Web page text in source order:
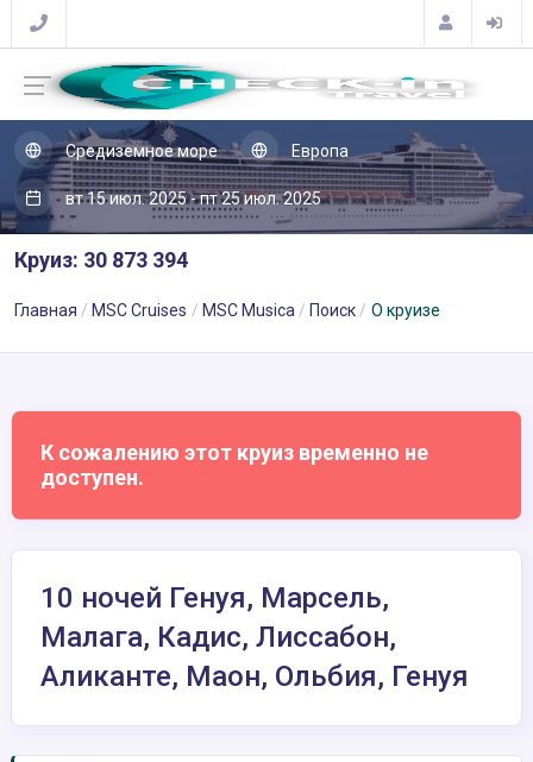
Средиземное море Европа
вт 15 июл. 2025 - пт 25 июл. 2025
Круиз: 30 873 394
Главная MSC Cruises MSC Musica Поиск О круизе
К сожалению этот круиз временно не
доступен.
10 ночей Генуя, Марсель,
Малага, Кадис, Лиссабон,
Аликанте, Маон, Ольбия, Генуя